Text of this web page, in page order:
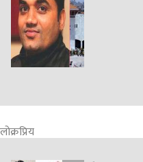
लोक्रप्रिय